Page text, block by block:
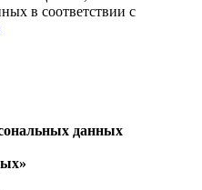
в соответствии с
данных